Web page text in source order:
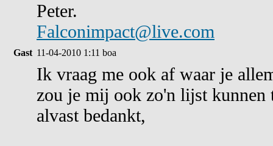
Peter.
Falconimpact@live.com
Gast 11-04-2010 1:11 boa
Ik vraag me ook af waar je
zou je mij ook zo'n lijst kunnen
alvast bedankt,